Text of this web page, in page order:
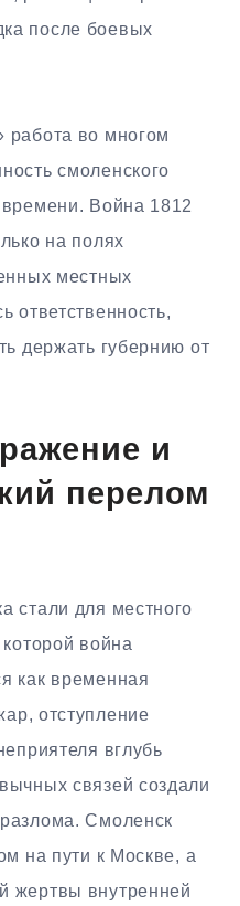
после боевых
работа во многом
смоленского
Война 1812
на полях
местных
ответственность,
держать губернию от
и
перелом
стали для местного
война
как временная
отступление
вглубь
связей создали
Смоленск
на пути к Москве, а
жертвы внутренней